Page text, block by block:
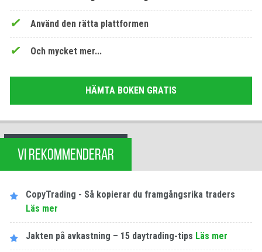
Använd den rätta plattformen
Och mycket mer...
HÄMTA BOKEN GRATIS
VI REKOMMENDERAR
CopyTrading - Så kopierar du framgångsrika traders
Läs mer
Jakten på avkastning – 15 daytrading-tips Läs mer